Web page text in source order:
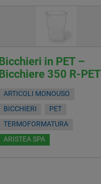
Bicchieri in PET –
Bicchiere 350 R-PET
ARTICOLI MONOUSO
BICCHIERI
PET
TERMOFORMATURA
ARISTEA SPA